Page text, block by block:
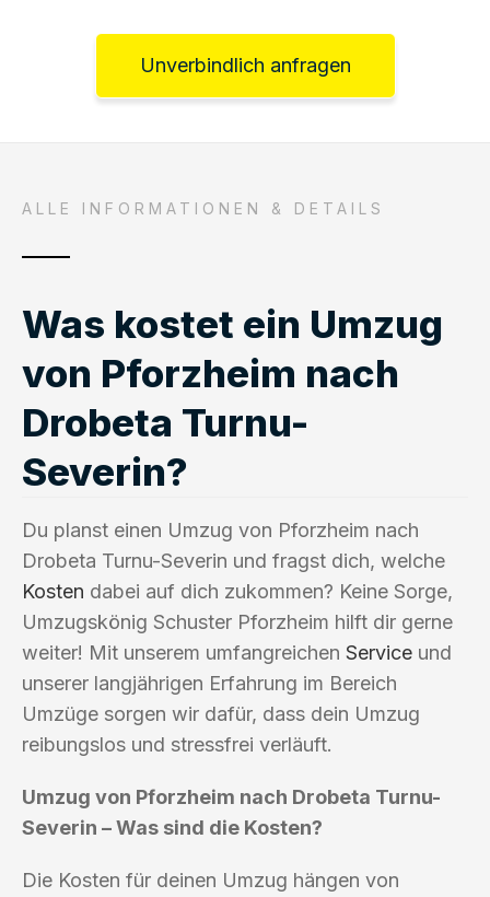
Unverbindlich anfragen
ALLE INFORMATIONEN & DETAILS
Was kostet ein Umzug
von Pforzheim nach
Drobeta Turnu-
Severin?
Du planst einen Umzug von Pforzheim nach
Drobeta Turnu-Severin und fragst dich, welche
Kosten dabei auf dich zukommen? Keine Sorge,
Umzugskönig Schuster Pforzheim hilft dir gerne
weiter! Mit unserem umfangreichen Service und
unserer langjährigen Erfahrung im Bereich
Umzüge sorgen wir dafür, dass dein Umzug
reibungslos und stressfrei verläuft.
Umzug von Pforzheim nach Drobeta Turnu-
Severin – Was sind die Kosten?
Die Kosten für deinen Umzug hängen von